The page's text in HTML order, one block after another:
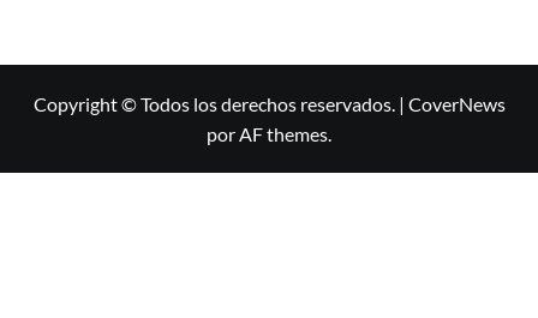
Copyright © Todos los derechos reservados. | CoverNews
por AF themes.